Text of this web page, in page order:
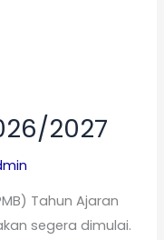
2027
Tahun Ajaran
segera dimulai.